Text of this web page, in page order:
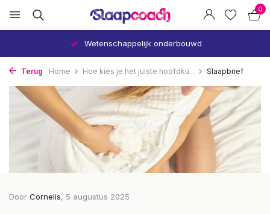
0
Verbetert uw slaap en gezondheid
Terug Home Hoe kies je het juiste hoofdku... Slaapbrief
Door Cornelis, 5 augustus 2025